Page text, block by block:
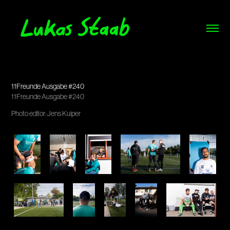
11Freunde Ausgabe #240
11Freunde Ausgabe #240
Photo editor: Jens Kuiper